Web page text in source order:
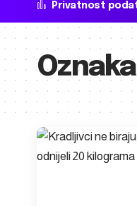
Privatnost